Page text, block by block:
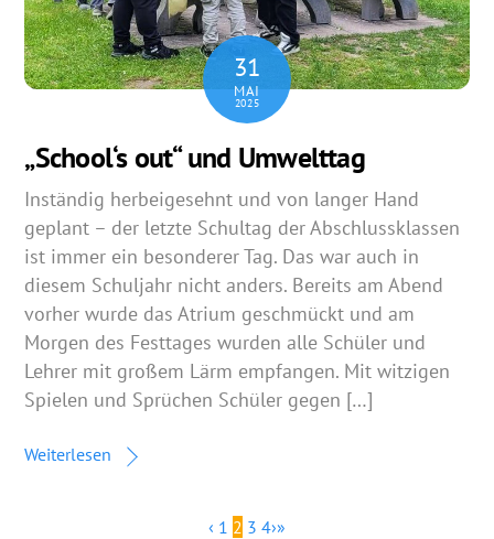
31
MAI
2025
„School‘s out“ und Umwelttag
Inständig herbeigesehnt und von langer Hand
geplant – der letzte Schultag der Abschlussklassen
ist immer ein besonderer Tag. Das war auch in
diesem Schuljahr nicht anders. Bereits am Abend
vorher wurde das Atrium geschmückt und am
Morgen des Festtages wurden alle Schüler und
Lehrer mit großem Lärm empfangen. Mit witzigen
Spielen und Sprüchen Schüler gegen […]
Weiterlesen
‹ 1 2 3 4›»